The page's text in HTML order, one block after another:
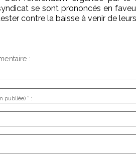
se sont prononcés en
contre la baisse à venir de
:
publiée) * :